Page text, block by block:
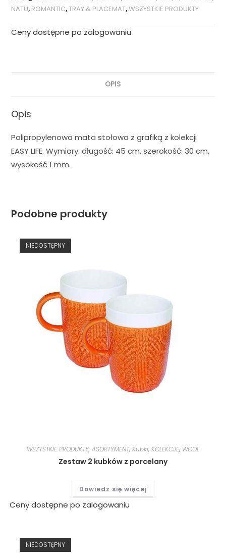
NATU, ROMANTIC,TRAY & PLACEMAT,WSZYSTKIE PRODUKTY
Ceny dostępne po zalogowaniu
OPIS
Opis
Polipropylenowa mata stołowa z grafiką z kolekcji
EASY LIFE. Wymiary: długość: 45 cm, szerokość: 30 cm,
wysokość 1 mm.
Podobne produkty
NIEDOSTĘPNY
WSZYSTKIE PRODUKTY, ASORTYMENT, Kubki, KOLEKCJE, WOOL
Zestaw 2 kubków z porcelany
Dowiedz się więcej
Ceny dostępne po zalogowaniu
NIEDOSTĘPNY